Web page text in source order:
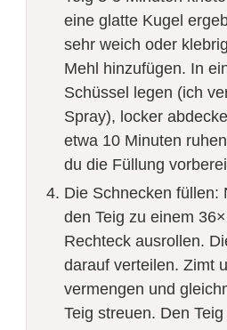
eine glatte Kugel
sehr weich oder
Mehl hinzufügen. In
Schüssel legen (ich
Spray), locker
etwa 10 Minuten
du die Füllung
Die Schnecken füllen:
den Teig zu einem
Rechteck ausrollen.
darauf verteilen. Zimt
vermengen und
Teig streuen. Den